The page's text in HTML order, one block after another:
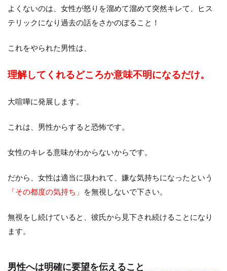
よくないのは、女性が怒りを溜めて溜めて突然キレて、ヒス
テリックになり過去の話をさかのぼること！
これをやられた男性は、
理解してくれるどころか意味不明になるだけ。
大喧嘩に発展します。
これは、男性からすると恐怖です。
女性のキレる意味がわからないからです。
だから、女性は適当に扱われて、嫌な気持ちになったという
「その都度の気持ち」
を無視しないで下さい。
無視をし続けていると、彼氏から見下され続けることになり
ます。
男性へは明確に要望を伝えること